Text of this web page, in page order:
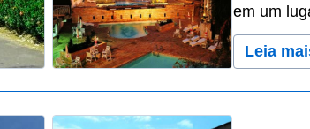
em um
Leia